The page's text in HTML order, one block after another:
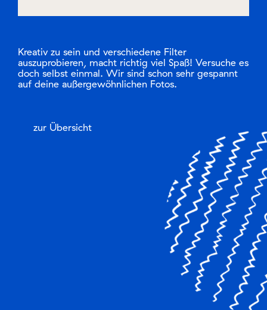
Kreativ zu sein und verschiedene Filter
auszuprobieren, macht richtig viel Spaß! Versuche es
doch selbst einmal. Wir sind schon sehr gespannt
auf deine außergewöhnlichen Fotos.
zur Übersicht